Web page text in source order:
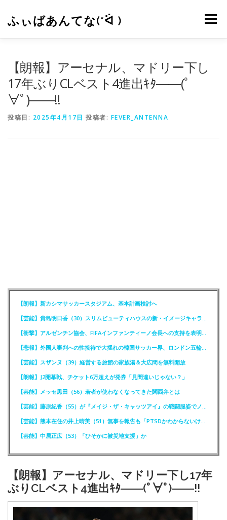
ふぃばあんてな(*ᐛ ) メニュー
【朗報】アーセナル、マドリー下し
17年ぶりCLベスト4進出ｷﾀ――(ﾟ
∀ﾟ)――!!
投稿日: 2025年4月17日 投稿者: FEVER_ANTENNA
【朗報】新カシマサッカースタジアム、基本計画検討へ
【芸能】貴島明日香（30）スリムビューティハウスの新・イメージキャラクター就任！
【衝撃】アルゼンチン協会、FIFAインファンティーノ会長への支持を表明ｗｗｗｗ
【悲報】外国人審判への性接待で大揺れの韓国サッカー界、ロンドン五輪メダル剝奪か
【芸能】スザンヌ（39）経営する旅館の家族湯＆大広間を無料開放
【朗報】J2開幕戦、チケット6万超えが発券「見間違いじゃない？」
【芸能】メッセ黒田（56）若者が使わなくなってきた関西弁とは
【芸能】藤原紀香（55）が『メイジ・ザ・キャッツアイ』の戦闘服姿でノーバン投球
【芸能】熊本在住の井上晴美（51）無事を報告も「PTSDかわからないけど震えと涙が」
【芸能】中居正広（53）「ひそかに被災地支援」か
【朗報】アーセナル、マドリー下し17年
ぶりCLベスト4進出ｷﾀ――(ﾟ∀ﾟ)――!!